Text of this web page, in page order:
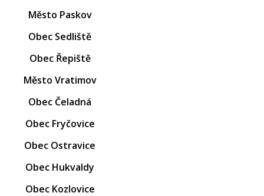
Město Paskov
Obec Sedliště
Obec Řepiště
Město Vratimov
Obec Čeladná
Obec Fryčovice
Obec Ostravice
Obec Hukvaldy
Obec Kozlovice